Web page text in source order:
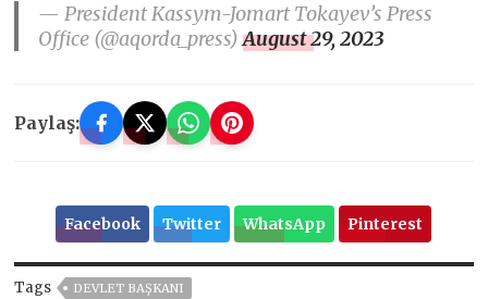
— President Kassym-Jomart Tokayev’s Press
Office (@aqorda_press)August 29, 2023
Paylaş:
Facebook Twitter WhatsApp Pinterest
Tags
DEVLET BAŞKANI